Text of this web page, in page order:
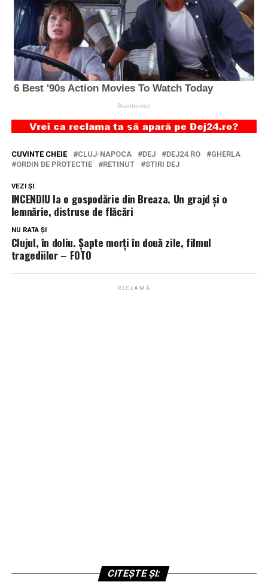
CUVINTE CHEIE CLUJ-NAPOCA DEJ DEJ24.RO
GHERLA
ORDIN DE PROTECTIE
RETINUT STIRI DEJ
VEZI ȘI:
INCENDIU la o gospodărie din Breaza. Un grajd și o
lemnărie, distruse de flăcări
NU RATA ȘI
Clujul, în doliu. Șapte morți în două zile, filmul
tragediilor – FOTO
RECLAMĂ
CITEȘTE ȘI: